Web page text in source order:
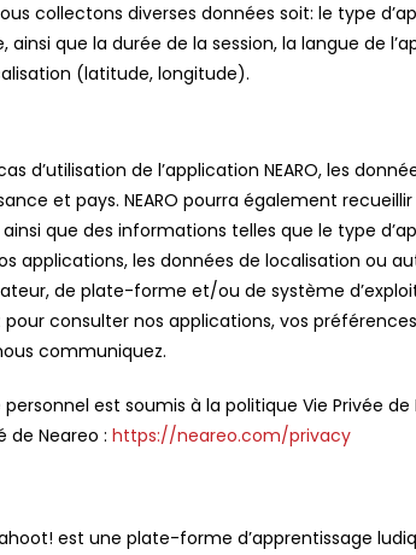
collectons diverses données soit: le type
que la durée de la session, la langue de
(latitude, longitude).
d’utilisation de l’application NEARO, les
et pays. NEARO pourra également
que des informations telles que le type
applications, les données de localisation ou
de plate-forme et/ou de système
consulter nos applications, vos
communiquez.
est soumis à la politique Vie Privée
de Neareo : https://neareo.com/privacy
est une plate-forme d’apprentissage